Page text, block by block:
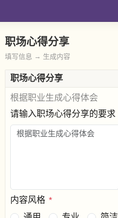
职场心得分享
填写信息 → 生成内容
职场心得分享
根据职业生成心得体会
请输入职场心得分享的要求
内容风格 *